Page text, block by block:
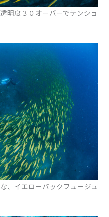
明度３０オーバーでテンショ
、イエローバックフュージュ